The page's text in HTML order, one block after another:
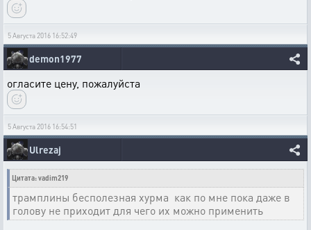
5 Августа 2016 16:52:49
demon1977
огласите цену, пожалуйста
5 Августа 2016 16:54:51
Ulrezaj
Цитата: vadim219
трамплины бесполезная хурма как по мне пока даже в
голову не приходит для чего их можно применить